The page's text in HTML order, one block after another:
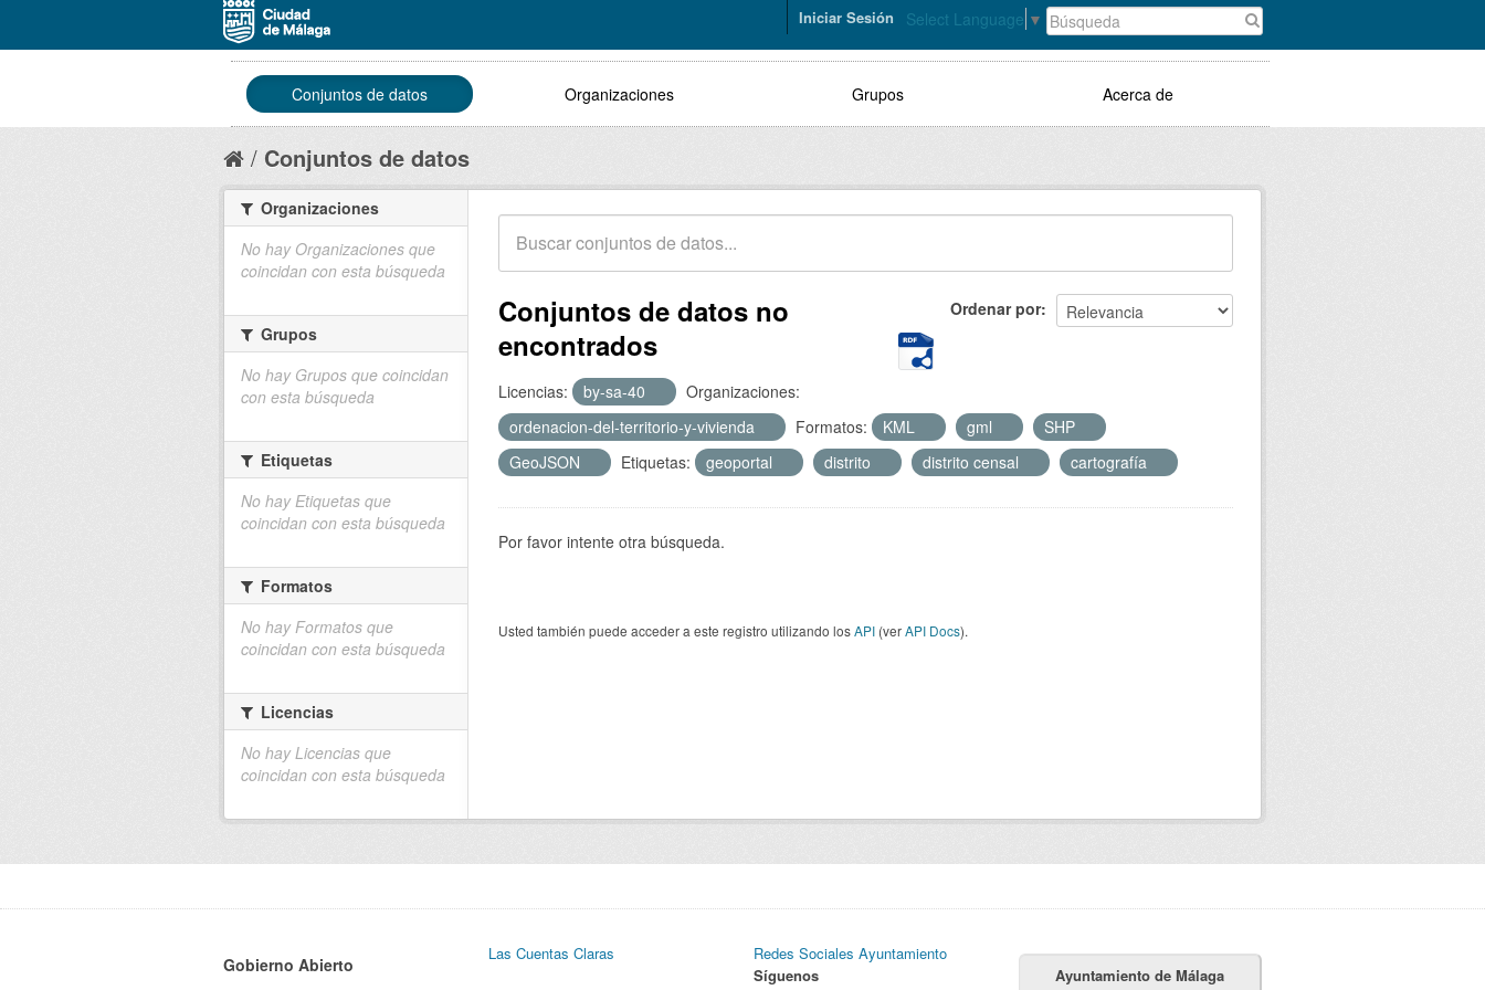
Select Language ▼
Iniciar Sesión
Conjuntos de datos Organizaciones Grupos Acerca de
Conjuntos de datos
Ordenar por
Conjuntos de datos no
encontrados
Licencias: by-sa-40
Organizaciones:
ordenacion-del-territorio-y-vivienda
Formatos: KML gml
SHP
GeoJSON
Etiquetas: geoportal distrito distrito censal cartografía
Por favor intente otra búsqueda.
Usted también puede acceder a este registro utilizando losAPI (verAPI Docs).
Organizaciones
No hay Organizaciones que
coincidan con esta búsqueda
Grupos
No hay Grupos que coincidan
con esta búsqueda
Etiquetas
No hay Etiquetas que
coincidan con esta búsqueda
Formatos
No hay Formatos que
coincidan con esta búsqueda
Licencias
No hay Licencias que
coincidan con esta búsqueda
Gobierno Abierto
Las Cuentas Claras
Redes Sociales Ayuntamiento
Síguenos
Ayuntamiento de Málaga